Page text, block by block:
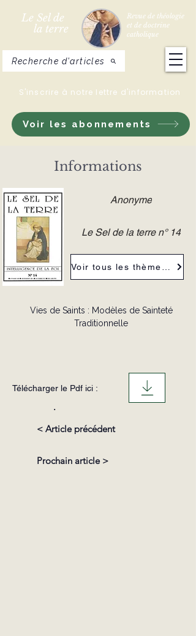
Le Sel de
la terre
Revue de théologie
et de doctrine
catholique
Voir les abonnements
S'inscrire à notre lettre d'information
Recherche d'articles
Informations
Anonyme
Le Sel de la terre n° 14
Vies de Saints : Modèles de Sainteté
Traditionnelle
Télécharger le Pdf ici :
.
< Article précédent
Prochain article >